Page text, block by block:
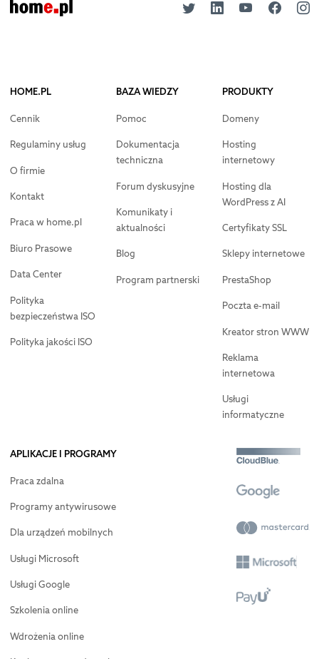
HOME.PL
Cennik
Regulaminy usług
O firmie
Kontakt
Praca w home.pl
Biuro Prasowe
Data Center
Polityka
bezpieczeństwa ISO
Polityka jakości ISO
BAZA WIEDZY
Pomoc
Dokumentacja
techniczna
Forum dyskusyjne
Komunikaty i
aktualności
Blog
Program partnerski
PRODUKTY
Domeny
Hosting
internetowy
Hosting dla
WordPress z AI
Certyfikaty SSL
Sklepy internetowe
PrestaShop
Poczta e-mail
Kreator stron WWW
Reklama
internetowa
Usługi
informatyczne
APLIKACJE I PROGRAMY
Praca zdalna
Programy antywirusowe
Dla urządzeń mobilnych
Usługi Microsoft
Usługi Google
Szkolenia online
Wdrożenia online